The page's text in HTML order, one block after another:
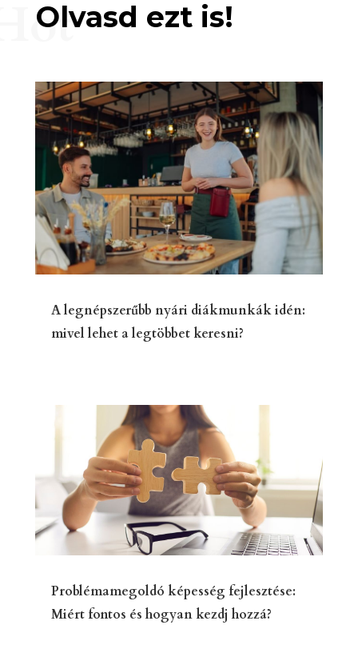
Olvasd ezt is!
A legnépszerűbb nyári diákmunkák idén:
mivel lehet a legtöbbet keresni?
Problémamegoldó képesség fejlesztése:
Miért fontos és hogyan kezdj hozzá?